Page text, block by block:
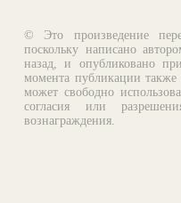
© Это произведение
поскольку написано
назад, и опубликовано
момента публикации
может свободно
согласия или
вознаграждения.